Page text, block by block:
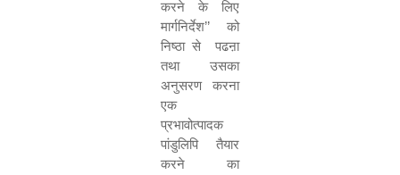
करने के लिए
मार्गनिर्देश’’ को
निष्ठा से
पढऩा
तथा उसका
अनुसरण करना
एक
प्रभावोत्पादक
पांडुलिपि तैयार
करने का